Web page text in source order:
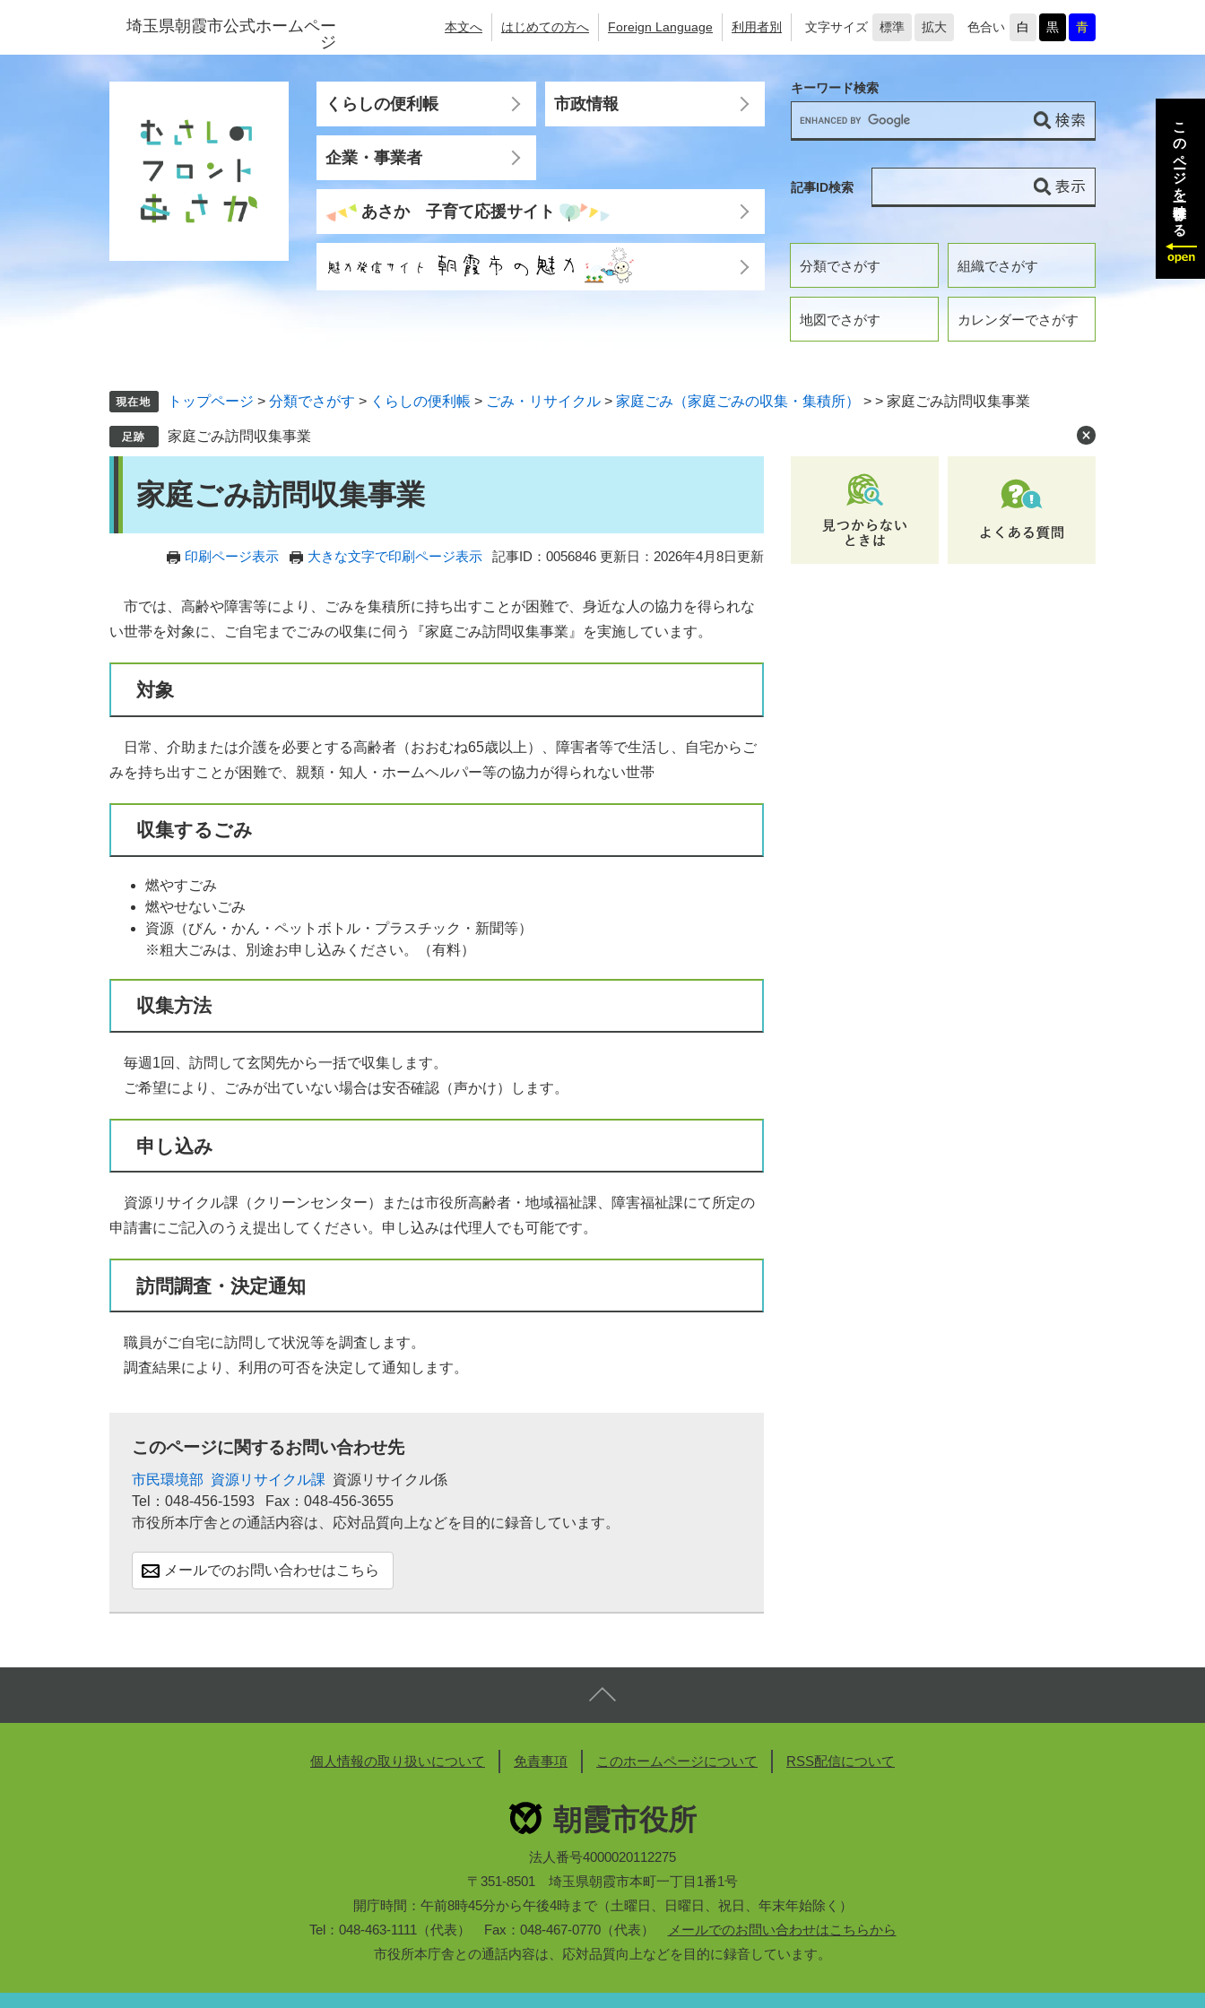
ジ
ュ
埼玉県朝霞市公式ホームペー
ジ
本文へ はじめての方へ Foreign Language 利用者別 文字サイズ 標準 拡大 色合い 白 黒 青
くらしの便利帳 市政情報
企業・事業者
あさか 子育て応援サイト
分類でさがす 組織でさがす
地図でさがす カレンダーでさがす
キーワード検索
記事ID検索
トップページ > 分類でさがす > くらしの便利帳 > ごみ・リサイクル > 家庭ごみ（家庭ごみの収集・集積所） > > 家庭ごみ訪問収集事業
家庭ごみ訪問収集事業
家庭ごみ訪問収集事業
印刷ページ表示 大きな文字で印刷ページ表示 記事ID：0056846 更新日：2026年4月8日更新
市では、高齢や障害等により、ごみを集積所に持ち出すことが困難で、身近な人の協力を得られな
い世帯を対象に、ご自宅までごみの収集に伺う『家庭ごみ訪問収集事業』を実施しています。
対象
日常、介助または介護を必要とする高齢者（おおむね65歳以上）、障害者等で生活し、自宅からご
みを持ち出すことが困難で、親類・知人・ホームヘルパー等の協力が得られない世帯
収集するごみ
燃やすごみ
燃やせないごみ
資源（びん・かん・ペットボトル・プラスチック・新聞等）
※粗大ごみは、別途お申し込みください。（有料）
収集方法
毎週1回、訪問して玄関先から一括で収集します。
ご希望により、ごみが出ていない場合は安否確認（声かけ）します。
申し込み
資源リサイクル課（クリーンセンター）または市役所高齢者・地域福祉課、障害福祉課にて所定の
申請書にご記入のうえ提出してください。申し込みは代理人でも可能です。
訪問調査・決定通知
職員がご自宅に訪問して状況等を調査します。
調査結果により、利用の可否を決定して通知します。
このページに関するお問い合わせ先
市民環境部 資源リサイクル課 資源リサイクル係
Tel：048-456-1593
Fax：048-456-3655
市役所本庁舎との通話内容は、応対品質向上などを目的に録音しています。
メールでのお問い合わせはこちら
個人情報の取り扱いについて 免責事項 このホームページについて RSS配信について
朝霞市役所
法人番号4000020112275
〒351-8501 埼玉県朝霞市本町一丁目1番1号
開庁時間：午前8時45分から午後4時まで（土曜日、日曜日、祝日、年末年始除く）
Tel：048-463-1111（代表） Fax：048-467-0770（代表）
メールでのお問い合わせはこちらから
市役所本庁舎との通話内容は、応対品質向上などを目的に録音しています。
このページを一時保存する